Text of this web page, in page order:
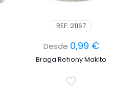
REF: 21167
Desde 0,99 €
Braga Rehony Makito